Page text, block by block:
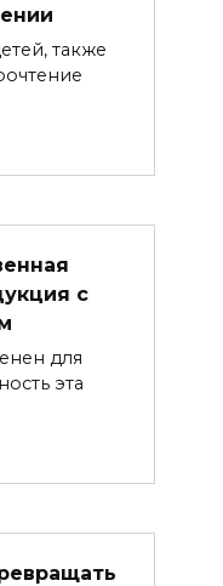
также
с
для
эта